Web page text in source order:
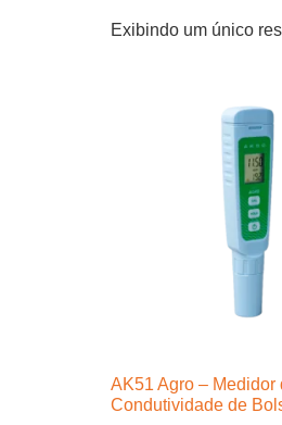
Exibindo um único
AK51 Agro – Medidor
Condutividade de